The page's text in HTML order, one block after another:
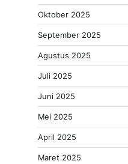
Oktober 2025
September 2025
Agustus 2025
Juli 2025
Juni 2025
Mei 2025
April 2025
Maret 2025